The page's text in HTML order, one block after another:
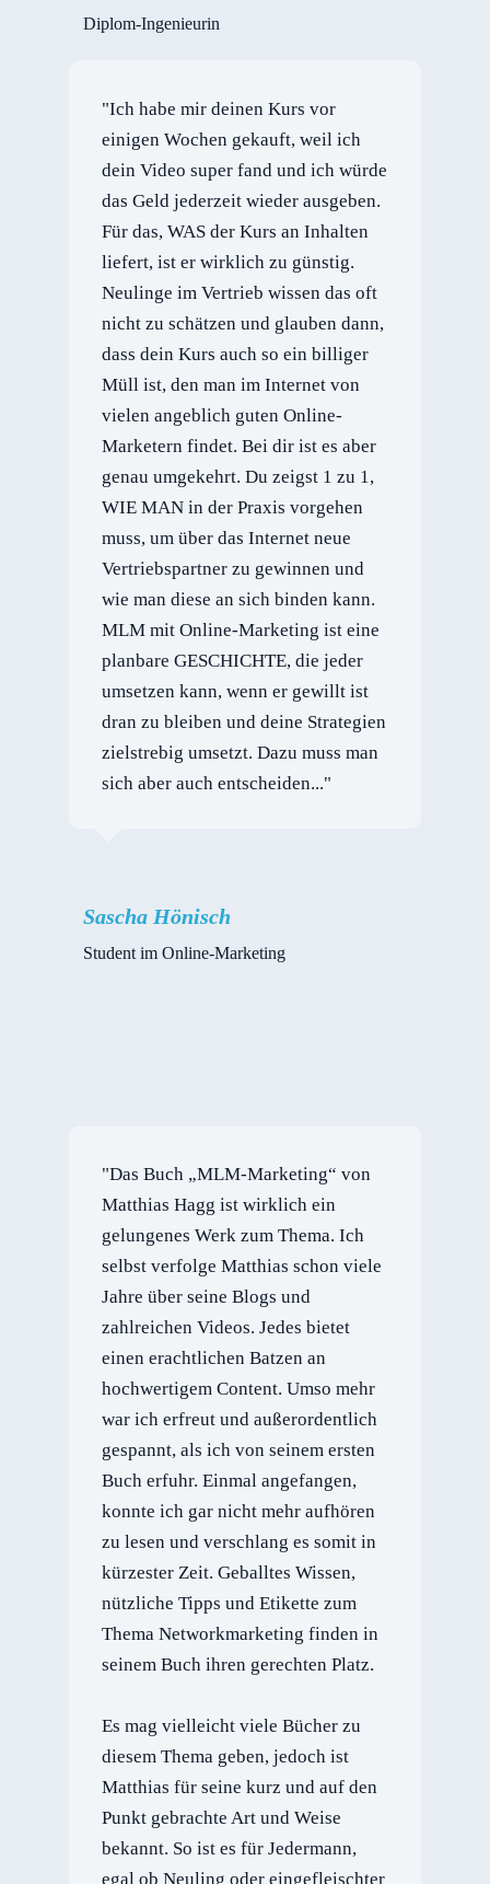
Diplom-Ingenieurin
"Ich habe mir deinen Kurs vor
einigen Wochen gekauft, weil ich
dein Video super fand und ich würde
das Geld jederzeit wieder ausgeben.
Für das, WAS der Kurs an Inhalten
liefert, ist er wirklich zu günstig.
Neulinge im Vertrieb wissen das oft
nicht zu schätzen und glauben dann,
dass dein Kurs auch so ein billiger
Müll ist, den man im Internet von
vielen angeblich guten Online-
Marketern findet. Bei dir ist es aber
genau umgekehrt. Du zeigst 1 zu 1,
WIE MAN in der Praxis vorgehen
muss, um über das Internet neue
Vertriebspartner zu gewinnen und
wie man diese an sich binden kann.
MLM mit Online-Marketing ist eine
planbare GESCHICHTE, die jeder
umsetzen kann, wenn er gewillt ist
dran zu bleiben und deine Strategien
zielstrebig umsetzt. Dazu muss man
sich aber auch entscheiden..."
Sascha Hönisch
Student im Online-Marketing
"Das Buch „MLM-Marketing“ von
Matthias Hagg ist wirklich ein
gelungenes Werk zum Thema. Ich
selbst verfolge Matthias schon viele
Jahre über seine Blogs und
zahlreichen Videos. Jedes bietet
einen erachtlichen Batzen an
hochwertigem Content. Umso mehr
war ich erfreut und außerordentlich
gespannt, als ich von seinem ersten
Buch erfuhr. Einmal angefangen,
konnte ich gar nicht mehr aufhören
zu lesen und verschlang es somit in
kürzester Zeit. Geballtes Wissen,
nützliche Tipps und Etikette zum
Thema Networkmarketing finden in
seinem Buch ihren gerechten Platz.
Es mag vielleicht viele Bücher zu
diesem Thema geben, jedoch ist
Matthias für seine kurz und auf den
Punkt gebrachte Art und Weise
bekannt. So ist es für Jedermann,
egal ob Neuling oder eingefleischter